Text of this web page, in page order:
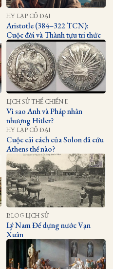
HY LẠP CỔ ĐẠI
Aristotle (384–322 TCN):
Cuộc đời và Thành tựu tri thức
LỊCH SỬ THẾ CHIẾN II
Vì sao Anh và Pháp nhân
nhượng Hitler?
HY LẠP CỔ ĐẠI
Cuộc cải cách của Solon đã cứu
Athens thế nào?
BLOG LỊCH SỬ
Lý Nam Đế dựng nước Vạn
Xuân